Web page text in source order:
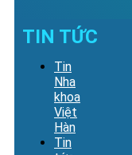
TIN TỨC
Tin
Nha
khoa
Việt
Hàn
Tin